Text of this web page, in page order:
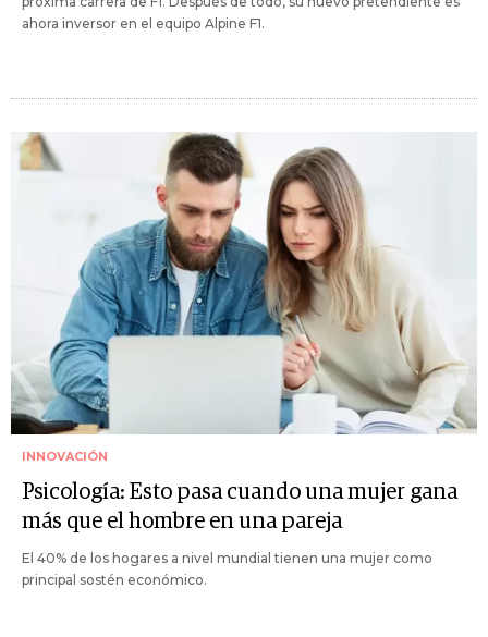
ahora inversor en el equipo Alpine F1.
INNOVACIÓN
Psicología: Esto pasa cuando una mujer gana
más que el hombre en una pareja
El 40% de los hogares a nivel mundial tienen una mujer como
principal sostén económico.